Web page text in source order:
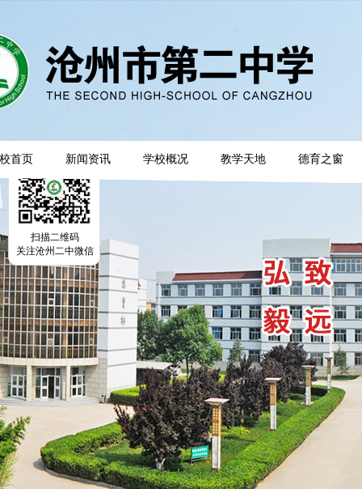
首页 新闻资讯 学校概况 教学天地 德育之窗
扫描二维码
关注沧州二中微信